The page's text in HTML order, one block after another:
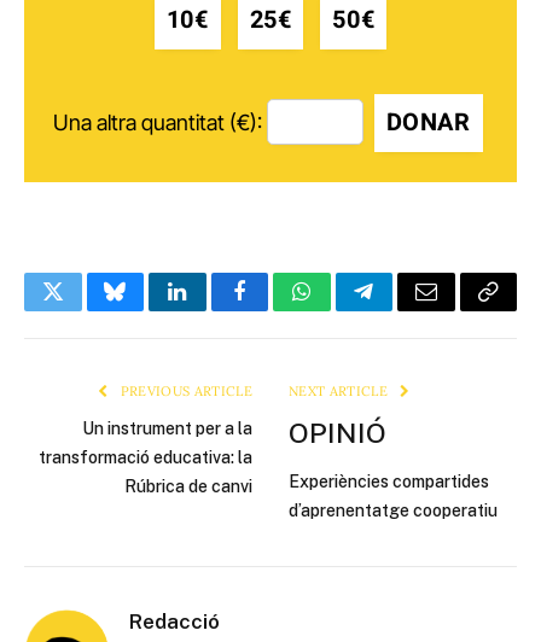
10€ 25€ 50€
Una altra quantitat (€): DONAR
TwitterBlueskyLinkedInFacebookWhatsAppTelegramEmail Copy
PREVIOUS ARTICLE
Un instrument per a la
transformació educativa: la
Rúbrica de canvi
NEXT ARTICLE
OPINIÓ
Experiències compartides
d’aprenentatge cooperatiu
Redacció